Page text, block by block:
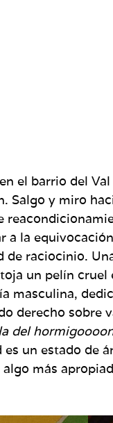
el barrio del
Salgo y miro
a la
raciocinio.
un pelín
masculina,
derecho sobre
del
un estado de
más